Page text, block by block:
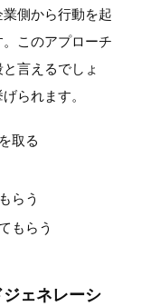
側から行動を起
このアプローチ
言えるでしょ
られます。
取る
らう
もらう
ェネレーシ